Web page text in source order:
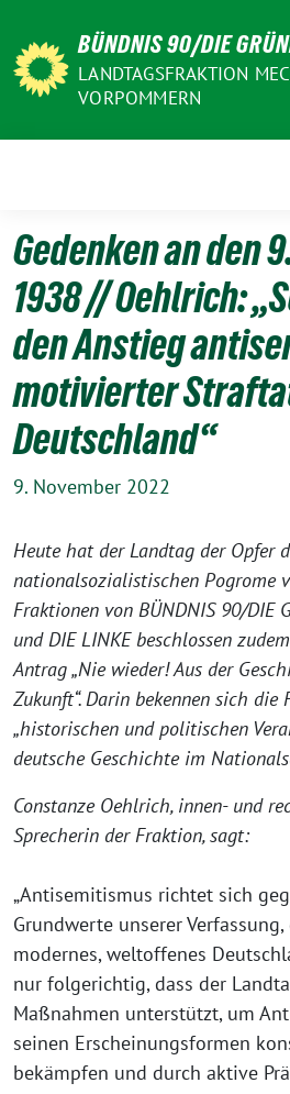
zum
Inhalt
BÜNDNIS 90/DIE
LANDTAGSFRAKTION
VORPOMMERN
Gedenken an den
1938 // Oehlrich:
den Anstieg
motivierter
Deutschland“
9. November 2022
Heute hat der Landtag der Opfer
nationalsozialistischen Pogrome
Fraktionen von BÜNDNIS 90/DIE
und DIE LINKE beschlossen
Antrag „Nie wieder! Aus der
Zukunft“. Darin bekennen sich die
„historischen und politischen
deutsche Geschichte im
Constanze Oehlrich, innen- und
Sprecherin der Fraktion, sagt:
„Antisemitismus richtet sich
Grundwerte unserer
modernes, weltoffenes
nur folgerichtig, dass der
Maßnahmen unterstützt, um
seinen Erscheinungsformen
bekämpfen und durch aktive